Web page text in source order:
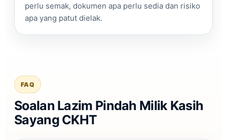
perlu semak, dokumen apa perlu sedia dan risiko
apa yang patut dielak.
FAQ
Soalan Lazim Pindah Milik Kasih
Sayang CKHT